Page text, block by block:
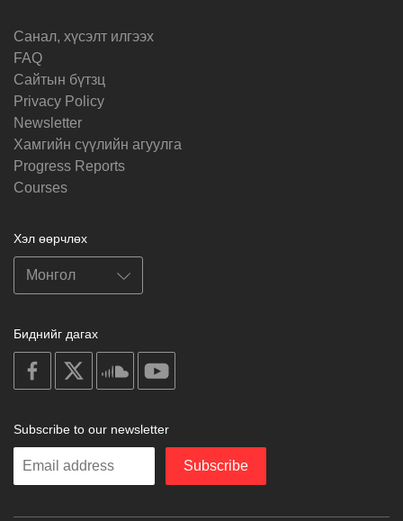
Санал, хүсэлт илгээх
FAQ
Cайтын бүтзц
Privacy Policy
Newsletter
Хамгийн сүүлийн агуулга
Progress Reports
Courses
Хэл өөрчлөх
Биднийг дагах
on
facebook
soundcloud
Subscribe to our newsletter
Enter
Subscribe